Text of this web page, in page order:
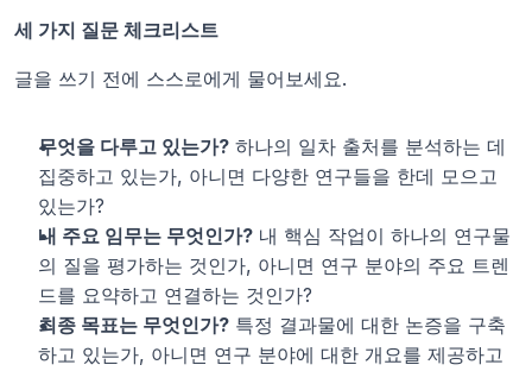
세 가지 질문 체크리스트
글을 쓰기 전에 스스로에게 물어보세요.
무엇을 다루고 있는가? 하나의 일차 출처를 분석하는 데
집중하고 있는가, 아니면 다양한 연구들을 한데 모으고
있는가?
내 주요 임무는 무엇인가? 내 핵심 작업이 하나의 연구물
의 질을 평가하는 것인가, 아니면 연구 분야의 주요 트렌
드를 요약하고 연결하는 것인가?
최종 목표는 무엇인가? 특정 결과물에 대한 논증을 구축
하고 있는가, 아니면 연구 분야에 대한 개요를 제공하고